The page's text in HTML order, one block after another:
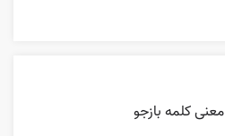
معنی کلمه بازجو